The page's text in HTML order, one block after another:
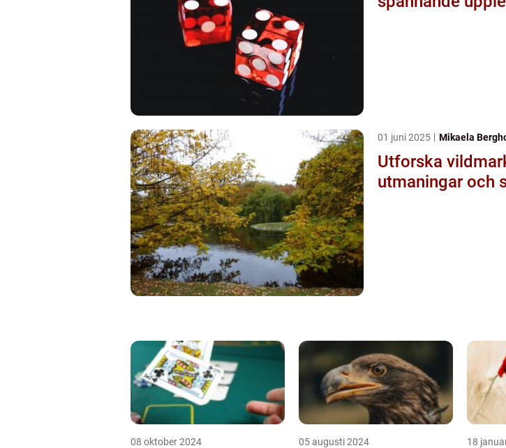
01 juni 2025 Mikaela
Utforska
utmaningar och
08 oktober 2024 05 augusti 2024 18